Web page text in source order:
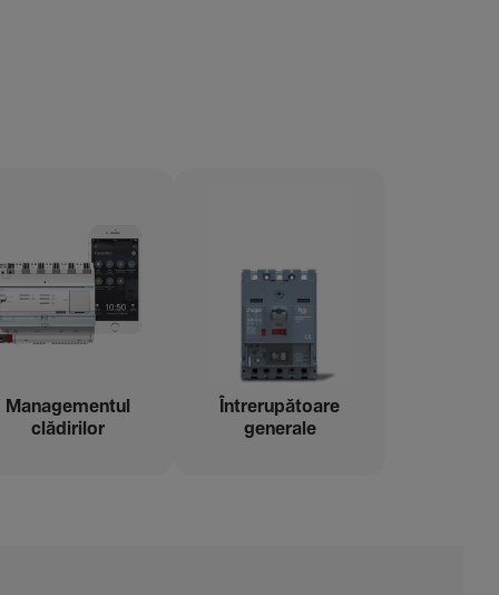
Managementul
clădi­rilor
Între­ru­pă­toare
gene­rale